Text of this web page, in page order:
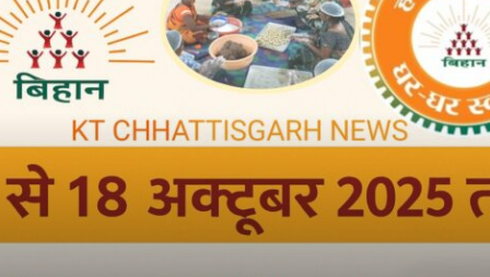
की
ओर,बिहान
स्वदेशी
बाजार,
सावरकर
भवन
कवर्धा
में